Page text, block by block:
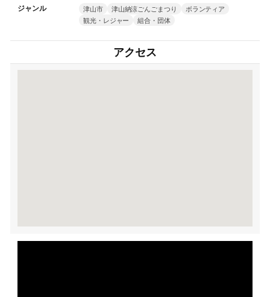
ジャンル 津山市 津山納涼ごんごまつり
ボランティア
観光・レジャー
組合・団体
アクセス